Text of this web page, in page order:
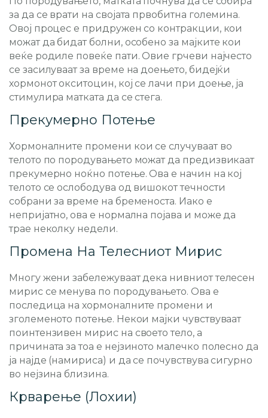
за да се врати на својата првобитна големина.
Овој процес е придружен со контракции, кои
можат да бидат болни, особено за мајките кои
веќе родиле повеќе пати. Овие грчеви најчесто
се засилуваат за време на доењето, бидејќи
хормонот окситоцин, кој се лачи при доење, ја
стимулира матката да се стегa.
Прекумерно Потење
Хормоналните промени кои се случуваат во
телото по породувањето можат да предизвикаат
прекумерно ноќно потење. Ова е начин на кој
телото се ослободува од вишокот течности
собрани за време на бременоста. Иако е
непријатно, ова е нормална појава и може да
трае неколку недели.
Промена На Телесниот Мирис
Многу жени забележуваат дека нивниот телесен
мирис се менува по породувањето. Ова е
последица на хормоналните промени и
зголеменото потење. Некои мајки чувствуваат
поинтензивен мирис на своето тело, а
причината за тоа е нејзиното малечко полесно да
ја најде (намириса) и да се почувствува сигурно
во нејзина близина.
Крварење (лохии)